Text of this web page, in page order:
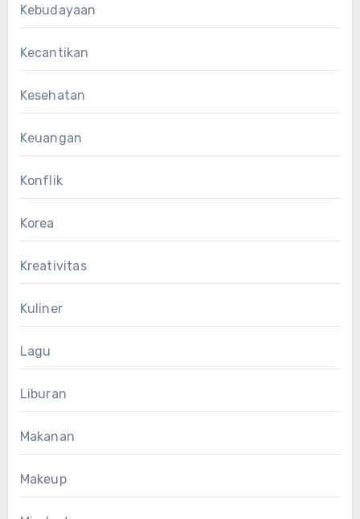
Kebudayaan
Kecantikan
Kesehatan
Keuangan
Konflik
Korea
Kreativitas
Kuliner
Lagu
Liburan
Makanan
Makeup